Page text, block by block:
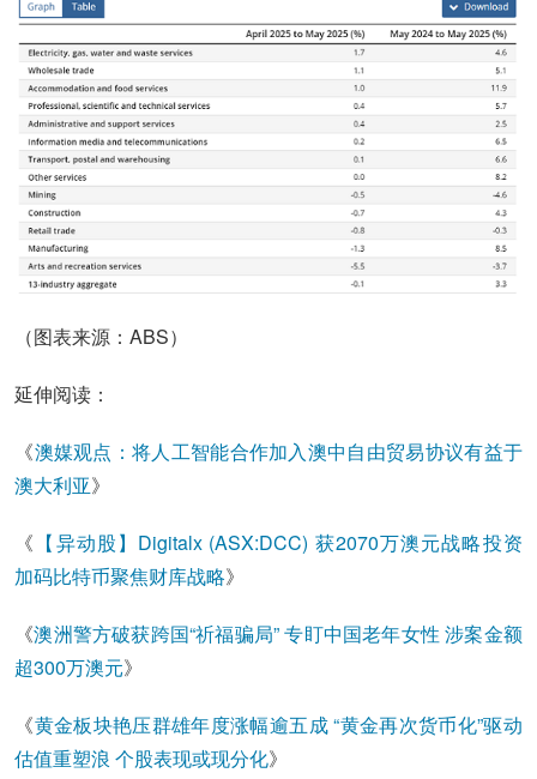
（图表来源：ABS）
延伸阅读：
《澳媒观点：将人工智能合作加入澳中自由贸易协议有益于
澳大利亚》
《 【异动股】Digitalx (ASX:DCC) 获2070万澳元战略投资
加码比特币聚焦财库战略》
《澳洲警方破获跨国“祈福骗局” 专盯中国老年女性 涉案金额
超300万澳元》
《黄金板块艳压群雄年度涨幅逾五成 “黄金再次货币化”驱动
估值重塑浪 个股表现或现分化》